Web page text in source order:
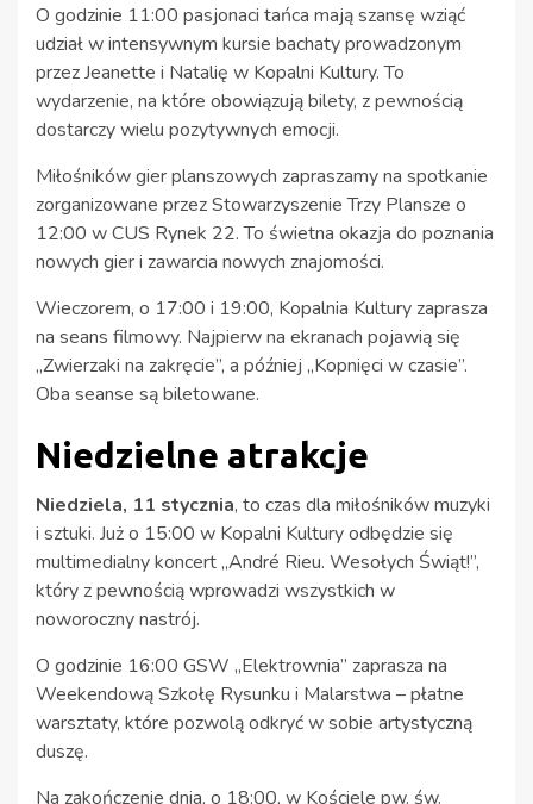
O godzinie 11:00 pasjonaci tańca mają szansę wziąć
udział w intensywnym kursie bachaty prowadzonym
przez Jeanette i Natalię w Kopalni Kultury. To
wydarzenie, na które obowiązują bilety, z pewnością
dostarczy wielu pozytywnych emocji.
Miłośników gier planszowych zapraszamy na spotkanie
zorganizowane przez Stowarzyszenie Trzy Plansze o
12:00 w CUS Rynek 22. To świetna okazja do poznania
nowych gier i zawarcia nowych znajomości.
Wieczorem, o 17:00 i 19:00, Kopalnia Kultury zaprasza
na seans filmowy. Najpierw na ekranach pojawią się
„Zwierzaki na zakręcie”, a później „Kopnięci w czasie”.
Oba seanse są biletowane.
Niedzielne atrakcje
Niedziela, 11 stycznia, to czas dla miłośników muzyki
i sztuki. Już o 15:00 w Kopalni Kultury odbędzie się
multimedialny koncert „André Rieu. Wesołych Świąt!”,
który z pewnością wprowadzi wszystkich w
noworoczny nastrój.
O godzinie 16:00 GSW „Elektrownia” zaprasza na
Weekendową Szkołę Rysunku i Malarstwa – płatne
warsztaty, które pozwolą odkryć w sobie artystyczną
duszę.
Na zakończenie dnia, o 18:00, w Kościele pw. św.